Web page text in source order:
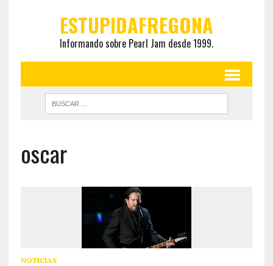
ESTUPIDAFREGONA
Informando sobre Pearl Jam desde 1999.
oscar
NOTICIAS